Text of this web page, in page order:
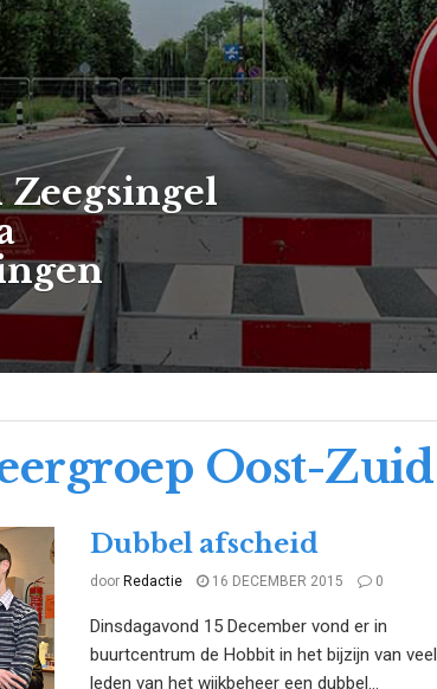
Oost-Zuid
Dubbel afscheid
door Redactie 16 DECEMBER 2015 0
Dinsdagavond 15 December vond er in
buurtcentrum de Hobbit in het bijzijn van veel
leden van het wijkbeheer een dubbel...